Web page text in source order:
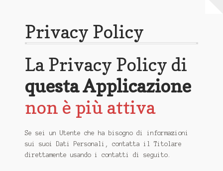
Privacy Policy
La Privacy Policy di
questa Applicazione
non è più attiva
Se sei un Utente che ha bisogno di informazioni
sui suoi Dati Personali, contatta il Titolare
direttamente usando i contatti di seguito.